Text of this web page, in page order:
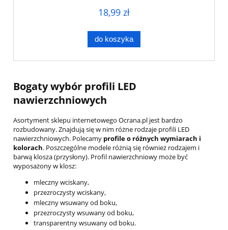
18,99 zł
do koszyka
Bogaty wybór profili LED
nawierzchniowych
Asortyment sklepu internetowego Ocrana.pl jest bardzo
rozbudowany. Znajdują się w nim różne rodzaje profili LED
nawierzchniowych. Polecamy profile o różnych wymiarach i
kolorach. Poszczególne modele różnią się również rodzajem i
barwą klosza (przysłony). Profil nawierzchniowy może być
wyposażony w klosz:
mleczny wciskany,
przezroczysty wciskany,
mleczny wsuwany od boku,
przezroczysty wsuwany od boku,
transparentny wsuwany od boku.